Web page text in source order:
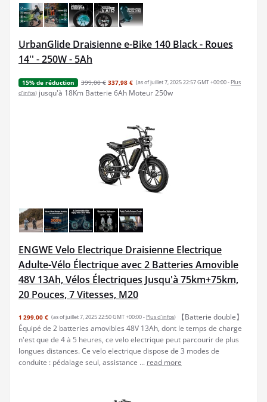
UrbanGlide Draisienne e-Bike 140 Black - Roues
14'' - 250W - 5Ah
15% de réduction 399,00 € 337,98 € (as of juillet 7, 2025 22:57 GMT +00:00 - Plus
d’infos) jusqu'à 18Km Batterie 6Ah Moteur 250w
ENGWE Velo Electrique Draisienne Electrique
Adulte-Vélo Électrique avec 2 Batteries Amovible
48V 13Ah, Vélos Électriques Jusqu'à 75km+75km,
20 Pouces, 7 Vitesses, M20
1 299,00 € (as of juillet 7, 2025 22:50 GMT +00:00 - Plus d’infos)
【Batterie double】
Équipé de 2 batteries amovibles 48V 13Ah, dont le temps de charge
n'est que de 4 à 5 heures, ce velo electrique peut parcourir de plus
longues distances. Ce velo electrique dispose de 3 modes de
conduite : pédalage seul, assistance ... read more